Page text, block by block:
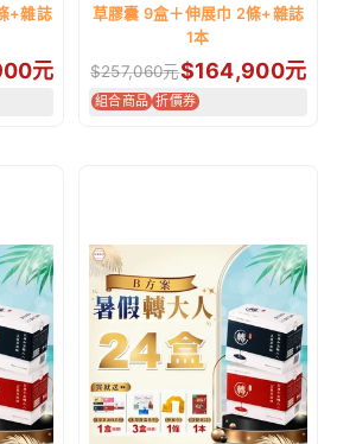
+雜誌
元
草膠囊 9盒＋伸展巾 2條+雜誌
1本
$257,060元$164,900元
組合商品 折價券